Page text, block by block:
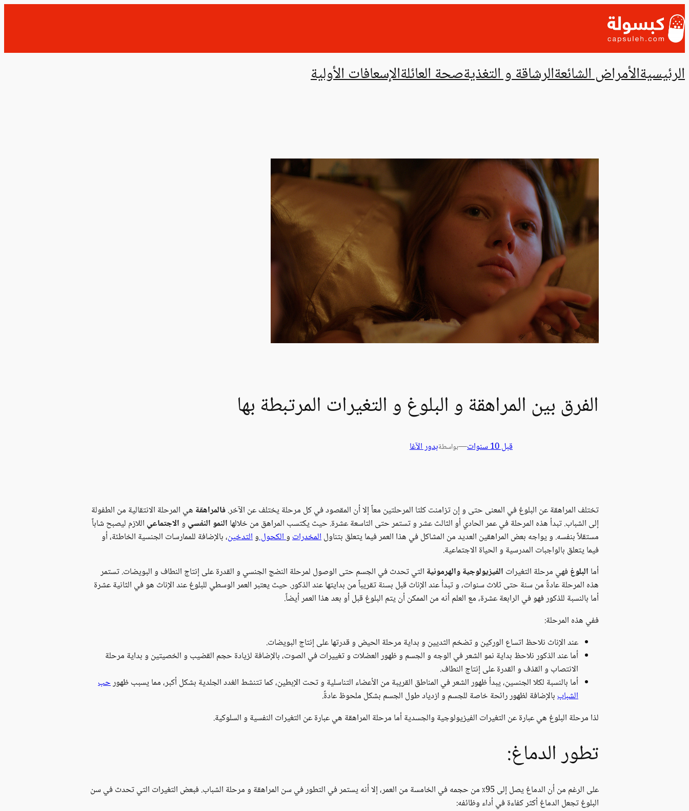
إلى
المحتوى
الرئيسيةالأمراض الشائعةالرشاقة و التغذيةصحة العائلةالإسعافات الأولية
الفرق بين المراهقة و البلوغ و التغيرات المرتبطة بها
قبل 10 سنوات —بواسطةبدور الآغا
تختلف المراهقة عن البلوغ في المعنى حتى و إن تزامنت كلتا المرحلتين معاً إلا أن المقصود في كل مرحلة يختلف عن الآخر.فالمراهقة هي المرحلة الانتقالية من الطفولة
إلى الشباب. تبدأ هذه المرحلة في عمر الحادي أو الثالث عشر و تستمر حتى التاسعة عشرة. حيث يكتسب المراهق من خلالها النمو النفسي والاجتماعي اللازم ليصبح شاباً
مستقلاً بنفسه. و يواجه بعض المراهقين العديد من المشاكل في هذا العمر فيما يتعلق بتناولالمخدراتوالكحولوالتدخين، بالإضافة للممارسات الجنسية الخاطئة، أو
فيما يتعلق بالواجبات المدرسية و الحياة الاجتماعية.
أما البلوغفهي مرحلة التغيرات الفيزيولوجية والهرمونية التي تحدث في الجسم حتى الوصول لمرحلة النضج الجنسي و القدرة على إنتاج النطاف و البويضات. تستمر
هذه المرحلة عادةً من سنة حتى ثلاث سنوات، و تبدأ عند الإناث قبل بسنة تقريباً من بدايتها عند الذكور. حيث يعتبر العمر الوسطي للبلوغ عند الإناث هو في الثانية عشرة
أما بالنسبة للذكور فهو في الرابعة عشرة، مع العلم أنه من الممكن أن يتم البلوغ قبل أو بعد هذا العمر أيضاً.
ففي هذه المرحلة:
عند الإناث نلاحظ اتساع الوركين و تضخم الثديين و بداية مرحلة الحيض و قدرتها على إنتاج البويضات.
أما عند الذكور نلاحظ بداية نمو الشعر في الوجه و الجسم و ظهور العضلات و تغييرات في الصوت، بالإضافة لزيادة حجم القضيب و الخصيتين و بداية مرحلة
الانتصاب و القذف و القدرة على إنتاج النطاف.
أما بالنسبة لكلا الجنسين، يبدأ ظهور الشعر في المناطق القريبة من الأعضاء التناسلية و تحت الإبطين، كما تتنشط الغدد الجلدية بشكل أكبر، مما يسبب ظهورحب
الشباببالإضافة لظهور رائحة خاصة للجسم و ازدياد طول الجسم بشكل ملحوظ عادةً.
لذا مرحلة البلوغ هي عبارة عن التغيرات الفيزيولوجية والجسدية أما مرحلة المراهقة هي عبارة عن التغيرات النفسية و السلوكية.
تطور الدماغ:
على الرغم من أن الدماغ يصل إلى 95٪‏ من حجمه في الخامسة من العمر، إلا أنه يستمر في التطور في سن المراهقة و مرحلة الشباب. فبعض التغيرات التي تحدث في سن
البلوغ تجعل الدماغ أكثر كفاءة في أداء وظائفه: